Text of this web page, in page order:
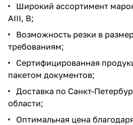
Широкий ассортимент
AIII, B;
Возможность резки в
требованиям;
Сертифицированная
пакетом документов;
Доставка по Санкт-
области;
Оптимальная цена